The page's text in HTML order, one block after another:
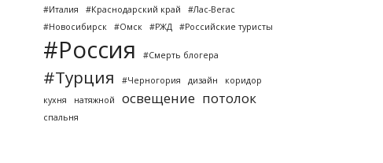
#Италия
#Краснодарский край
#Лас-Вегас
#Новосибирск
#Омск #РЖД #Российские туристы
#Россия #Смерть блогера
#Турция #Черногория дизайн
коридор
кухня
натяжной освещение потолок
спальня